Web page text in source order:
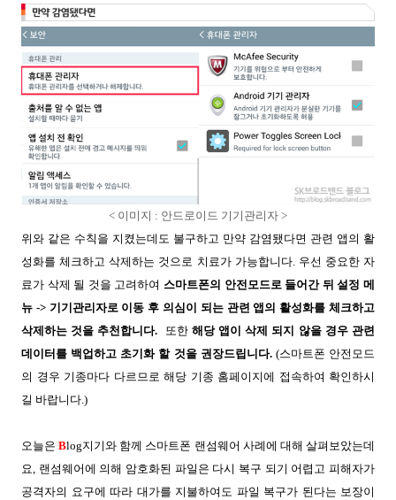
< 이미지 : 안드로이드 기기관리자 >
위와 같은 수칙을 지켰는데도 불구하고 만약 감염됐다면 관련 앱의 활
성화를 체크하고 삭제하는 것으로 치료가 가능합니다. 우선 중요한 자
료가 삭제 될 것을 고려하여 스마트폰의 안전모드로 들어간 뒤 설정 메
뉴 -> 기기관리자로 이동 후 의심이 되는 관련 앱의 활성화를 체크하고
삭제하는 것을 추천합니다. 또한해당 앱이 삭제 되지 않을 경우 관련
데이터를 백업하고 초기화 할 것을 권장드립니다.(스마트폰 안전모드
의 경우 기종마다 다르므로 해당 기종 홈페이지에 접속하여 확인하시
길 바랍니다.)
오늘은Blog지기와 함께 스마트폰 랜섬웨어 사례에 대해 살펴보았는데
요, 랜섬웨어에 의해 암호화된 파일은 다시 복구 되기 어렵고 피해자가
공격자의 요구에 따라 대가를 지불하여도 파일 복구가 된다는 보장이